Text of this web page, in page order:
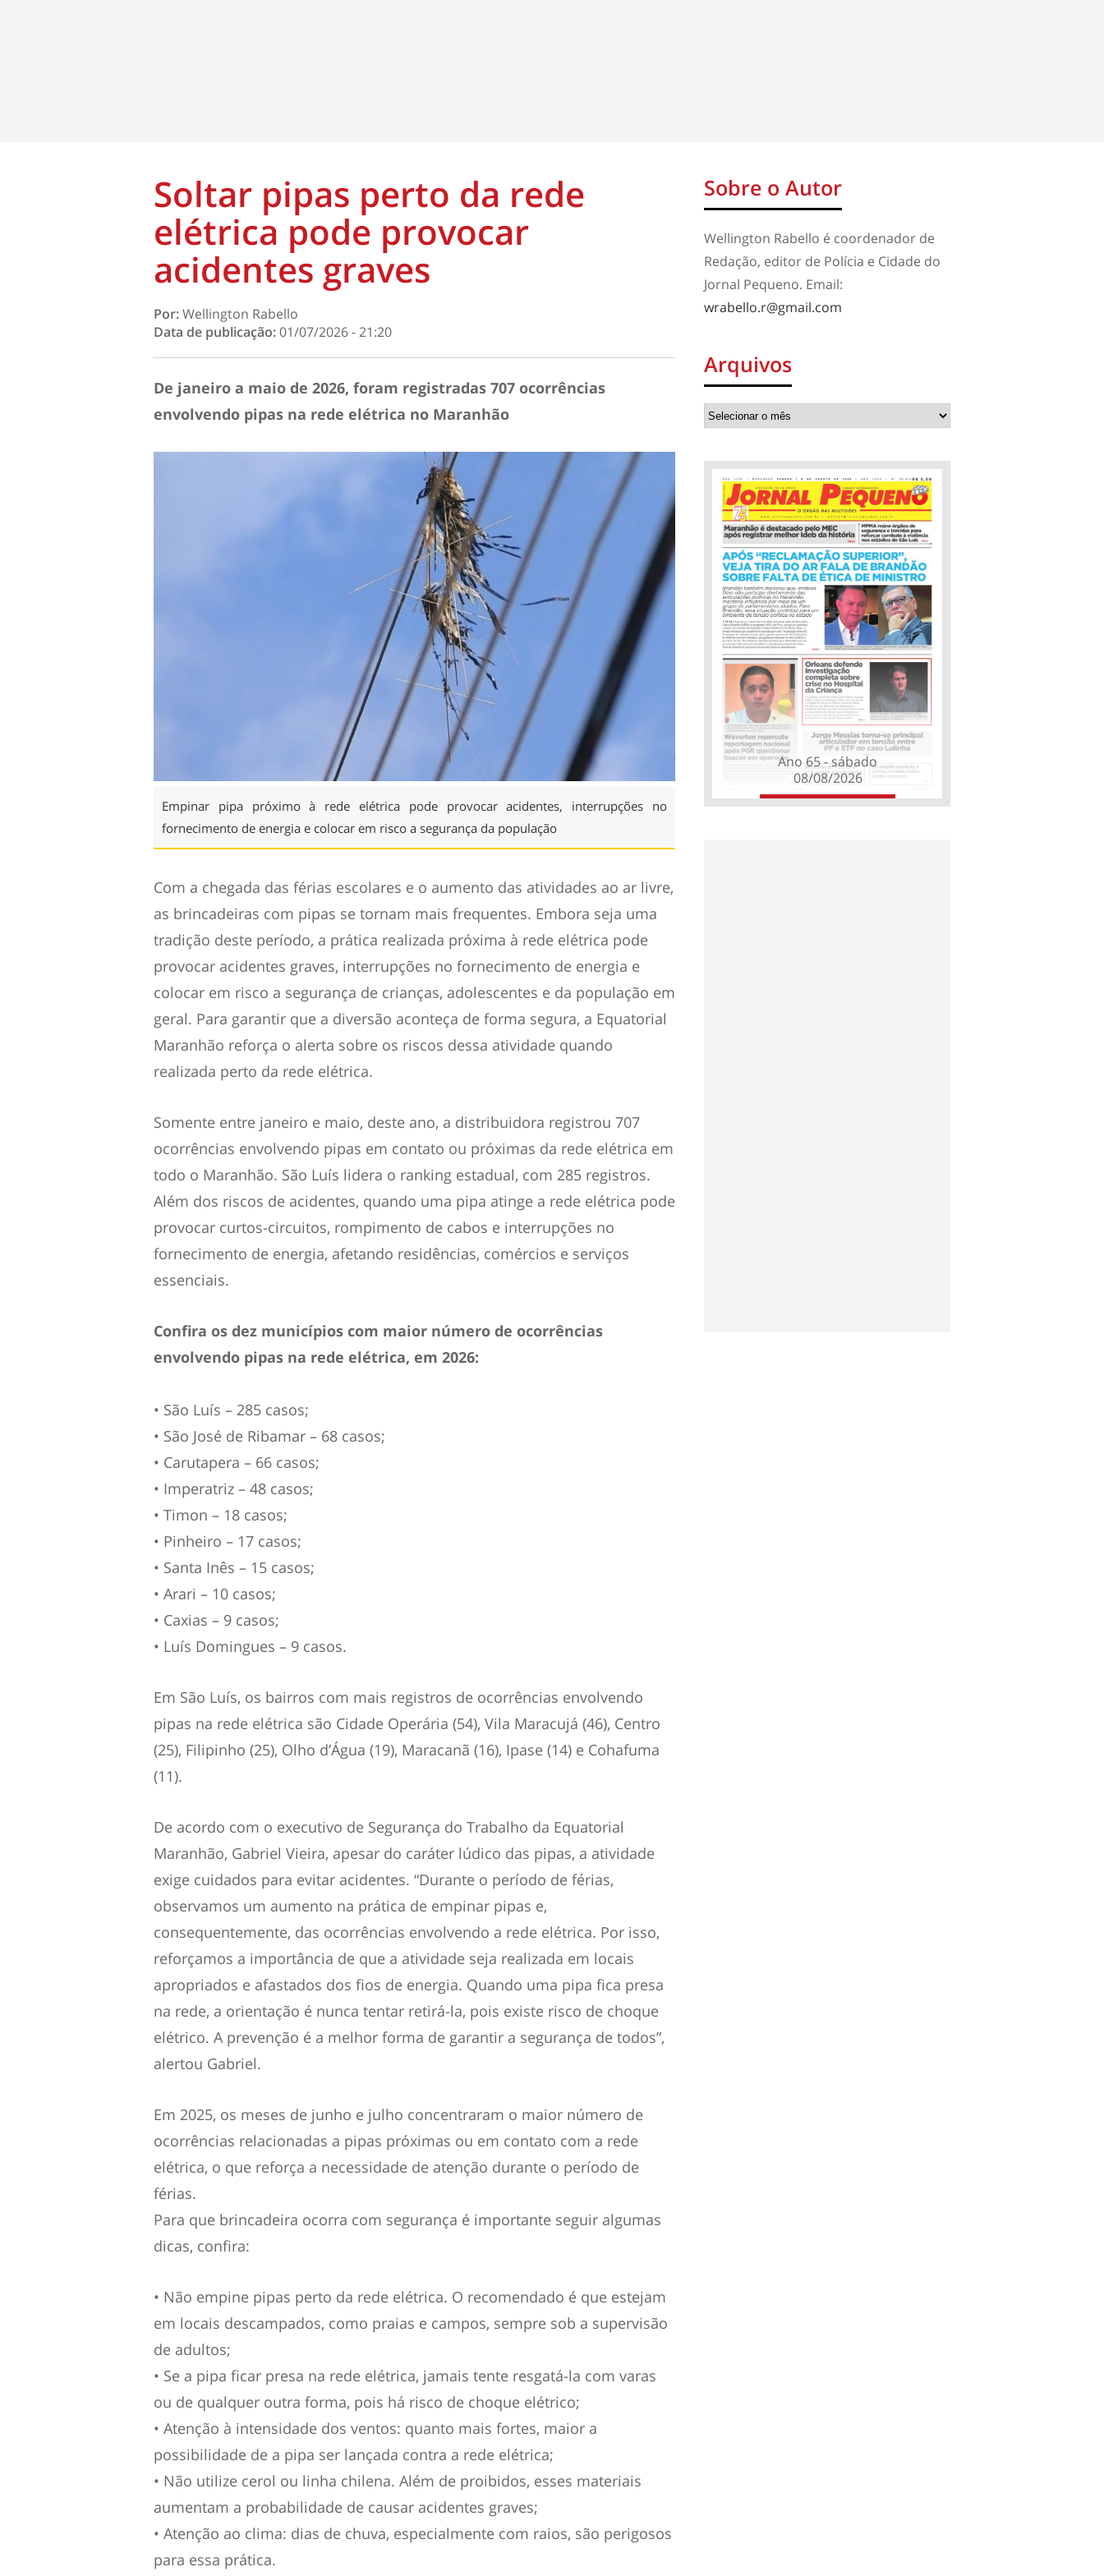
Soltar pipas perto da rede
elétrica pode provocar
acidentes graves
Por:Wellington Rabello
Data de publicação:01/07/2026 - 21:20
De janeiro a maio de 2026, foram registradas 707 ocorrências
envolvendo pipas na rede elétrica no Maranhão
Empinar pipa próximo à rede elétrica pode provocar acidentes, interrupções no
fornecimento de energia e colocar em risco a segurança da população
Com a chegada das férias escolares e o aumento das atividades ao ar livre,
as brincadeiras com pipas se tornam mais frequentes. Embora seja uma
tradição deste período, a prática realizada próxima à rede elétrica pode
provocar acidentes graves, interrupções no fornecimento de energia e
colocar em risco a segurança de crianças, adolescentes e da população em
geral. Para garantir que a diversão aconteça de forma segura, a Equatorial
Maranhão reforça o alerta sobre os riscos dessa atividade quando
realizada perto da rede elétrica.
Somente entre janeiro e maio, deste ano, a distribuidora registrou 707
ocorrências envolvendo pipas em contato ou próximas da rede elétrica em
todo o Maranhão. São Luís lidera o ranking estadual, com 285 registros.
Além dos riscos de acidentes, quando uma pipa atinge a rede elétrica pode
provocar curtos-circuitos, rompimento de cabos e interrupções no
fornecimento de energia, afetando residências, comércios e serviços
essenciais.
Confira os dez municípios com maior número de ocorrências
envolvendo pipas na rede elétrica, em 2026:
• São Luís – 285 casos;
• São José de Ribamar – 68 casos;
• Carutapera – 66 casos;
• Imperatriz – 48 casos;
• Timon – 18 casos;
• Pinheiro – 17 casos;
• Santa Inês – 15 casos;
• Arari – 10 casos;
• Caxias – 9 casos;
• Luís Domingues – 9 casos.
Em São Luís, os bairros com mais registros de ocorrências envolvendo
pipas na rede elétrica são Cidade Operária (54), Vila Maracujá (46), Centro
(25), Filipinho (25), Olho d’Água (19), Maracanã (16), Ipase (14) e Cohafuma
(11).
De acordo com o executivo de Segurança do Trabalho da Equatorial
Maranhão, Gabriel Vieira, apesar do caráter lúdico das pipas, a atividade
exige cuidados para evitar acidentes. “Durante o período de férias,
observamos um aumento na prática de empinar pipas e,
consequentemente, das ocorrências envolvendo a rede elétrica. Por isso,
reforçamos a importância de que a atividade seja realizada em locais
apropriados e afastados dos fios de energia. Quando uma pipa fica presa
na rede, a orientação é nunca tentar retirá-la, pois existe risco de choque
elétrico. A prevenção é a melhor forma de garantir a segurança de todos”,
alertou Gabriel.
Em 2025, os meses de junho e julho concentraram o maior número de
ocorrências relacionadas a pipas próximas ou em contato com a rede
elétrica, o que reforça a necessidade de atenção durante o período de
férias.
Para que brincadeira ocorra com segurança é importante seguir algumas
dicas, confira:
• Não empine pipas perto da rede elétrica. O recomendado é que estejam
em locais descampados, como praias e campos, sempre sob a supervisão
de adultos;
• Se a pipa ficar presa na rede elétrica, jamais tente resgatá-la com varas
ou de qualquer outra forma, pois há risco de choque elétrico;
• Atenção à intensidade dos ventos: quanto mais fortes, maior a
possibilidade de a pipa ser lançada contra a rede elétrica;
• Não utilize cerol ou linha chilena. Além de proibidos, esses materiais
aumentam a probabilidade de causar acidentes graves;
• Atenção ao clima: dias de chuva, especialmente com raios, são perigosos
para essa prática.
Sobre o Autor
Wellington Rabello é coordenador de
Redação, editor de Polícia e Cidade do
Jornal Pequeno. Email:
wrabello.r@gmail.com
Arquivos
Ano 65 - sábado
08/08/2026